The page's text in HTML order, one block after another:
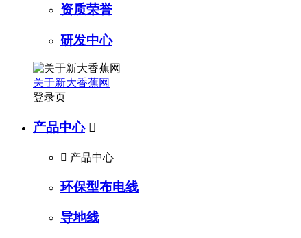
资质荣誉
研发中心
关于新大香蕉网
登录页
产品中心 
 产品中心
环保型布电线
导地线